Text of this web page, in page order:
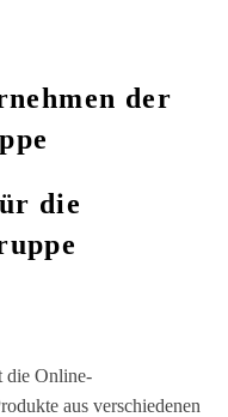
der
die
die Online-
aus verschiedenen